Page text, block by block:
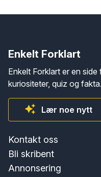
Enkelt Forklart
Enkelt Forklart er en
kuriositeter, quiz og fakta.
Lær noe nytt
Kontakt oss
Bli skribent
Annonsering